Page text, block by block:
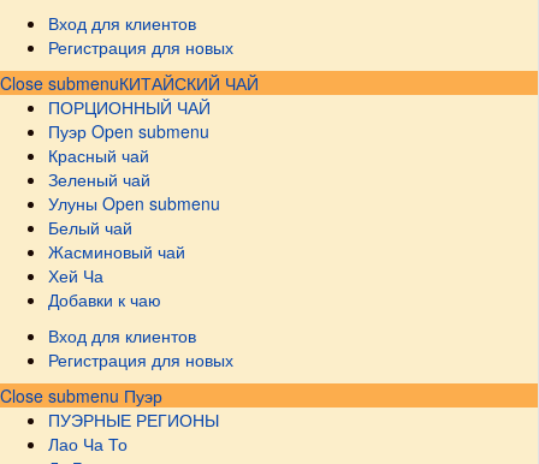
Вход для клиентов
Регистрация для новых
Close submenuКИТАЙСКИЙ ЧАЙ
ПОРЦИОННЫЙ ЧАЙ
Пуэр Open submenu
Красный чай
Зеленый чай
Улуны Open submenu
Белый чай
Жасминовый чай
Хей Ча
Добавки к чаю
Вход для клиентов
Регистрация для новых
Close submenu Пуэр
ПУЭРНЫЕ РЕГИОНЫ
Лао Ча То